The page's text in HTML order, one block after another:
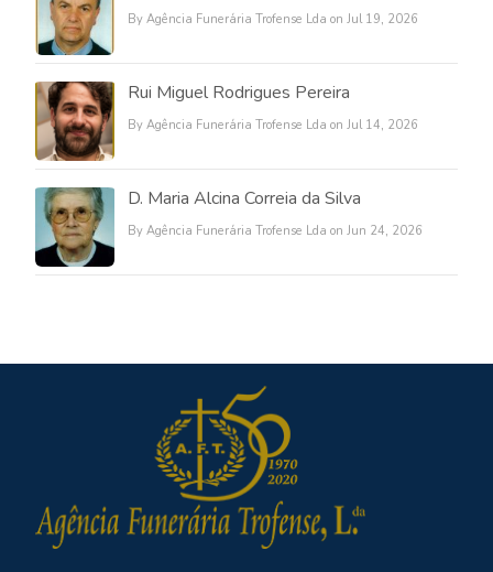
By Agência Funerária Trofense Lda on Jul 19, 2026
Rui Miguel Rodrigues Pereira
By Agência Funerária Trofense Lda on Jul 14, 2026
D. Maria Alcina Correia da Silva
By Agência Funerária Trofense Lda on Jun 24, 2026